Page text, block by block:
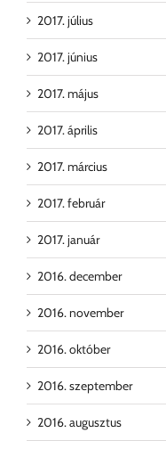
2017. július
2017. június
2017. május
2017. április
2017. március
2017. február
2017. január
2016. december
2016. november
2016. október
2016. szeptember
2016. augusztus